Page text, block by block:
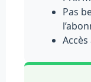
Pas